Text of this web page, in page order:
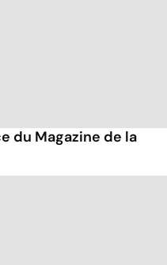
du Magazine de la